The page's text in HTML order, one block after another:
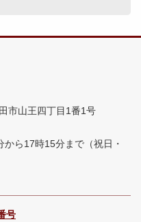
市山王四丁目1番1号
から17時15分まで （祝日・
号